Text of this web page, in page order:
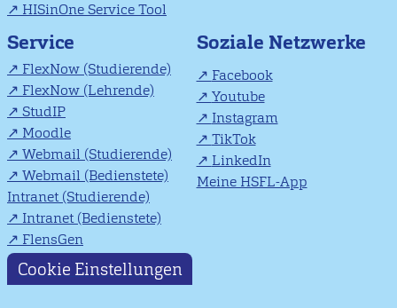
HISinOne Service Tool
Service
FlexNow (Studierende)
FlexNow (Lehrende)
StudIP
Moodle
Webmail (Studierende)
Webmail (Bedienstete)
Intranet (Studierende)
Intranet (Bedienstete)
FlensGen
Soziale Netzwerke
Facebook
Youtube
Instagram
TikTok
LinkedIn
Meine HSFL-App
Cookie Einstellungen